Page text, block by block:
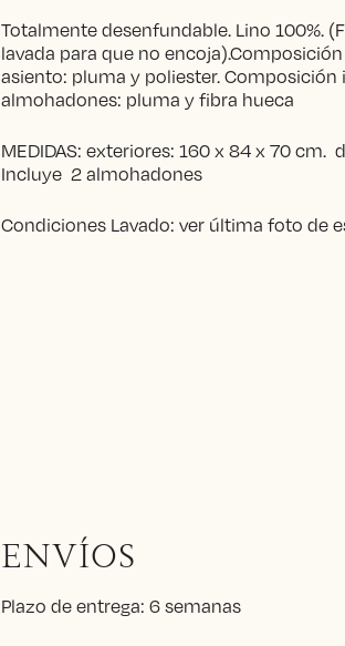
Totalmente desenfundable. Lino 100%.
lavada para que no
asiento: pluma y poliester. Composición
almohadones: pluma y fibra hueca
MEDIDAS: exteriores: 160 x 84 x 70 cm.
Incluye 2 almohadones
Condiciones Lavado: ver última foto de
ENVÍOS
Plazo de entrega: 6 semanas